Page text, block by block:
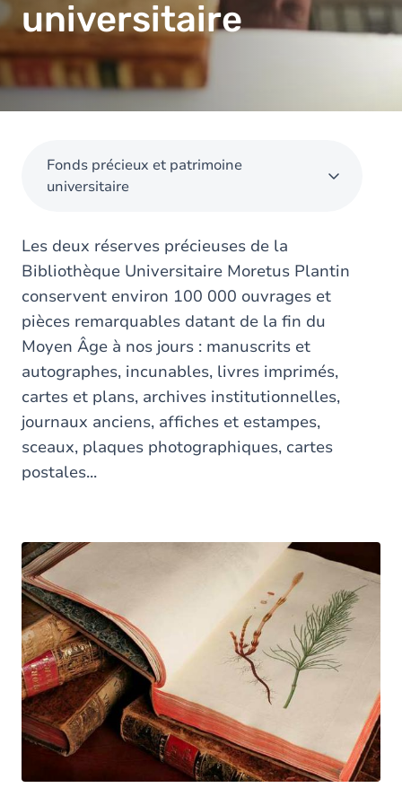
universitaire
Fonds précieux et patrimoine
universitaire
Les deux réserves précieuses de la
Bibliothèque Universitaire Moretus Plantin
conservent environ 100 000 ouvrages et
pièces remarquables datant de la fin du
Moyen Âge à nos jours : manuscrits et
autographes, incunables, livres imprimés,
cartes et plans, archives institutionnelles,
journaux anciens, affiches et estampes,
sceaux, plaques photographiques, cartes
postales...